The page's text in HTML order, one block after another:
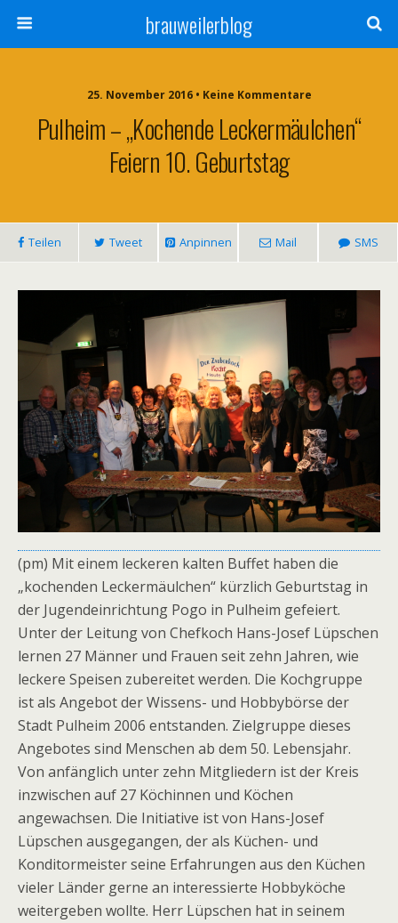
brauweilerblog
25. November 2016 • Keine Kommentare
Pulheim – „Kochende Leckermäulchen“
Feiern 10. Geburtstag
Teilen Tweet Anpinnen Mail SMS
(pm) Mit einem leckeren kalten Buffet haben die
„kochenden Leckermäulchen“ kürzlich Geburtstag in
der Jugendeinrichtung Pogo in Pulheim gefeiert.
Unter der Leitung von Chefkoch Hans-Josef Lüpschen
lernen 27 Männer und Frauen seit zehn Jahren, wie
leckere Speisen zubereitet werden. Die Kochgruppe
ist als Angebot der Wissens- und Hobbybörse der
Stadt Pulheim 2006 entstanden. Zielgruppe dieses
Angebotes sind Menschen ab dem 50. Lebensjahr.
Von anfänglich unter zehn Mitgliedern ist der Kreis
inzwischen auf 27 Köchinnen und Köchen
angewachsen. Die Initiative ist von Hans-Josef
Lüpschen ausgegangen, der als Küchen- und
Konditormeister seine Erfahrungen aus den Küchen
vieler Länder gerne an interessierte Hobbyköche
weitergeben wollte. Herr Lüpschen hat in seinem